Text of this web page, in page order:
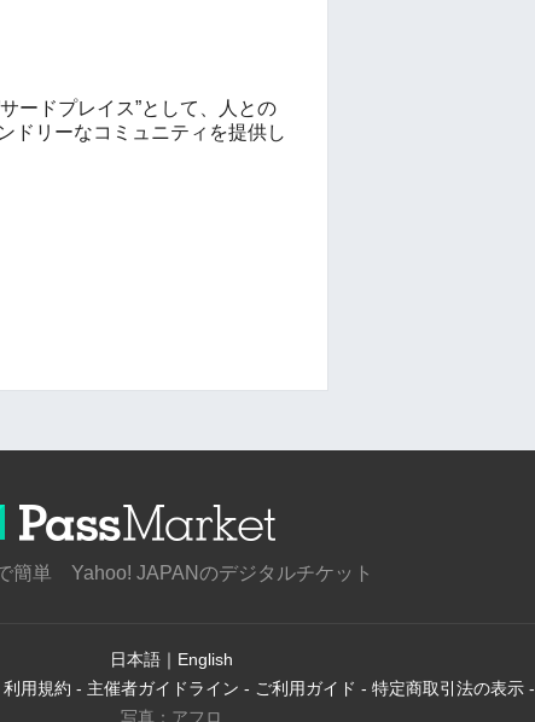
ードプレイス”として、人との
ドリーなコミュニティを提供し
簡単 Yahoo! JAPANのデジタルチケット
日本語 ｜ English
利用規約 - 主催者ガイドライン - ご利用ガイド - 特定商取引法の表示 -
写真：アフロ